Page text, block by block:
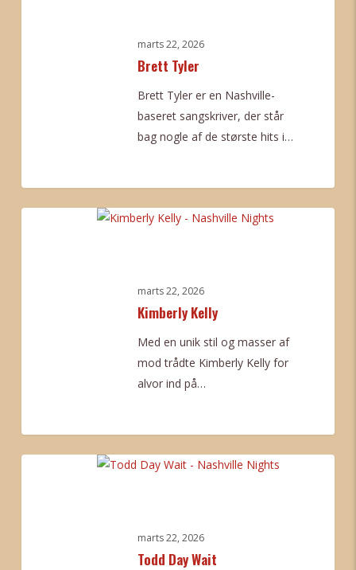
marts 22, 2026
Brett Tyler
Brett Tyler er en Nashville-
baseret sangskriver, der står
bag nogle af de største hits i…
marts 22, 2026
Kimberly Kelly
Med en unik stil og masser af
mod trådte Kimberly Kelly for
alvor ind på…
marts 22, 2026
Todd Day Wait